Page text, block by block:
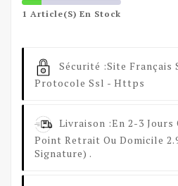
1 Article(s) En Stock
Sécurité :Site Français
Protocole Ssl - Https
Livraison :En 2-3 Jours
Point Retrait Ou Domicile
Signature) .